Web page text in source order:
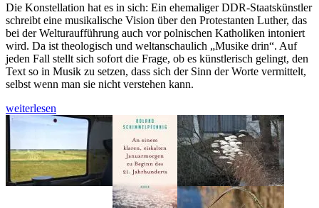
Die Konstellation hat es in sich: Ein ehemaliger DDR-Staatskünstler
schreibt eine musikalische Vision über den Protestanten Luther, das
bei der Welturaufführung auch vor polnischen Katholiken intoniert
wird. Da ist theologisch und weltanschaulich „Musike drin“. Auf
jeden Fall stellt sich sofort die Frage, ob es künstlerisch gelingt, den
Text so in Musik zu setzen, dass sich der Sinn der Worte vermittelt,
selbst wenn man sie nicht verstehen kann.
Bei
Matthus
„Luthers
Träume“
nach
weiterlesen